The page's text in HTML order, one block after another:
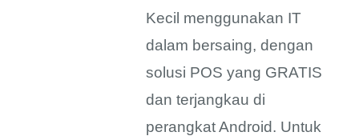
Kecil menggunakan IT
dalam bersaing, dengan
solusi POS yang GRATIS
dan terjangkau di
perangkat Android. Untuk